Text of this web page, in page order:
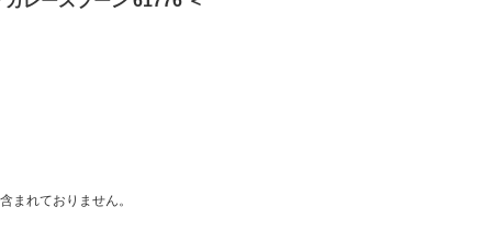
まれておりません。